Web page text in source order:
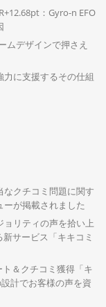
：Gyro-n EFO
ムデザインで押さえ
に支援するその仕組
なクチコミ問題に関す
が掲載されました
リティの声を拾い上
サービス「キキコミ
＆クチコミ獲得「キ
計でお客様の声を資